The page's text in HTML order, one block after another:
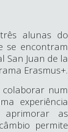
alunas do
se encontram
San Juan de la
Erasmus+.
num
experiência
as
permite